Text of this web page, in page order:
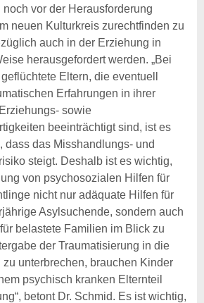
noch vor der Herausforderung
neuen Kulturkreis zurechtfinden zu
auch in der Erziehung in
herausgefordert werden. „Bei
Eltern, die eventuell
Erfahrungen in ihrer
sowie
beeinträchtigt sind, ist es
dass das Misshandlungs- und
steigt. Deshalb ist es wichtig,
von psychosozialen Hilfen für
nicht nur adäquate Hilfen für
Asylsuchende, sondern auch
belastete Familien im Blick zu
der Traumatisierung in die
unterbrechen, brauchen Kinder
psychisch kranken Elternteil
betont Dr. Schmid. Es ist wichtig,